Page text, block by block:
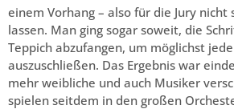
einem Vorhang – also für die Jury nicht
lassen. Man ging sogar soweit, die
Teppich abzufangen, um möglichst
auszuschließen. Das Ergebnis war
mehr weibliche und auch Musiker
spielen seitdem in den großen